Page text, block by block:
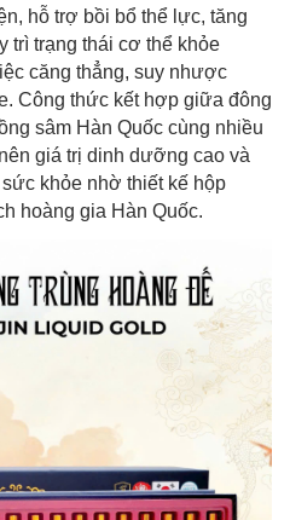
hỗ trợ bồi bổ thể lực, tăng
trì trạng thái cơ thể khỏe
căng thẳng, suy nhược
Công thức kết hợp giữa đông
sâm Hàn Quốc cùng nhiều
giá trị dinh dưỡng cao và
khỏe nhờ thiết kế hộp
hoàng gia Hàn Quốc.